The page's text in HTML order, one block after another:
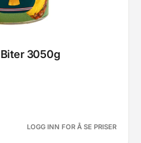
3050g
LOGG INN FOR Å SE PRISER